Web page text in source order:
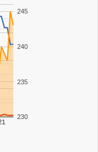
230
235
240
245